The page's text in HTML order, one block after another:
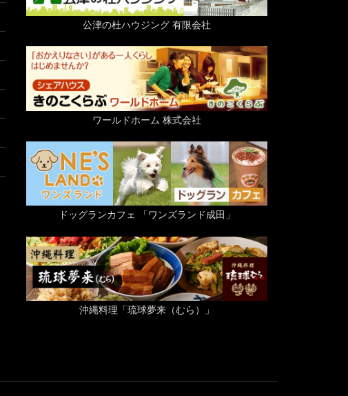
公津の杜ハウジング 有限会社
ワールドホーム 株式会社
ドッグランカフェ 「ワンズランド成田」
沖縄料理「琉球夢来（むら）」